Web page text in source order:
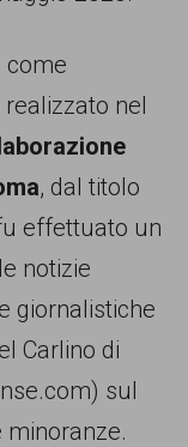
come
nel
, dal titolo
effettuato un
notizie
giornalistiche
Carlino di
sul
minoranze.